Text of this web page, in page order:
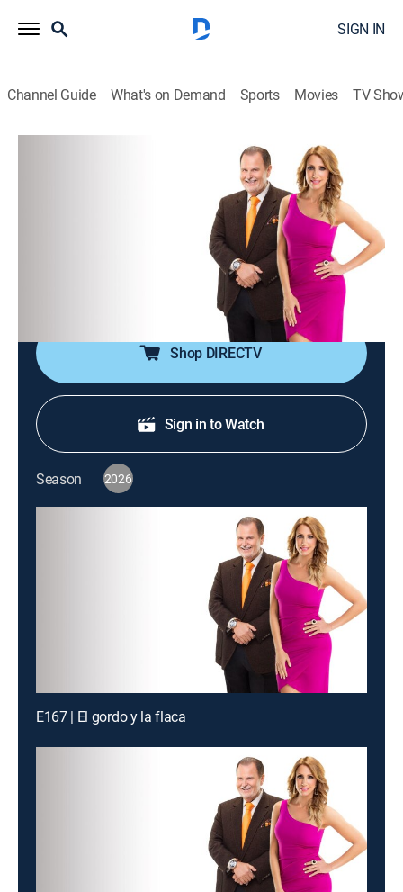
SIGN IN
Channel Guide What's on Demand Sports Movies TV
S2026 E116 | El gordo y la flaca
Chismes de celebridades y las últimas noticias de la
industria del entretenimiento, en un programa que
combina entrevistas con actores, músicos y
Shop DIRECTV
Sign in to Watch
Season 2026
E167 | El gordo y la flaca